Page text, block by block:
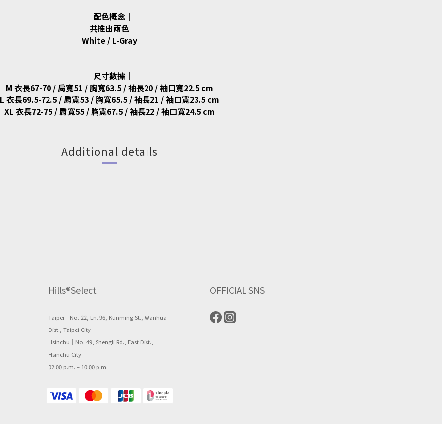
｜配色概念｜
共推出兩色
White / L-Gray
｜尺寸數據｜
M 衣長67-70 / 肩寬51 / 胸寬63.5 / 袖長20 / 袖口寬22.5 cm
L 衣長69.5-72.5 / 肩寬53 / 胸寬65.5 / 袖長21 / 袖口寬23.5 cm
XL 衣長72-75 / 肩寬55 / 胸寬67.5 / 袖長22 / 袖口寬24.5 cm
Additional details
Hills®Select
Taipei｜No. 22, Ln. 96, Kunming St., Wanhua
Dist., Taipei City
Hsinchu｜No. 49, Shengli Rd., East Dist.,
Hsinchu City
02:00 p.m. – 10:00 p.m.
OFFICIAL SNS